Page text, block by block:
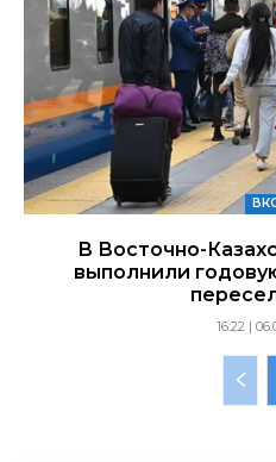
В Восточно-
выполнили
16:22 |